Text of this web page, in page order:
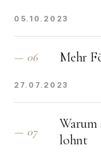
05.10.2023
— 06 Mehr
27.07.2023
— 07
Warum
lohnt